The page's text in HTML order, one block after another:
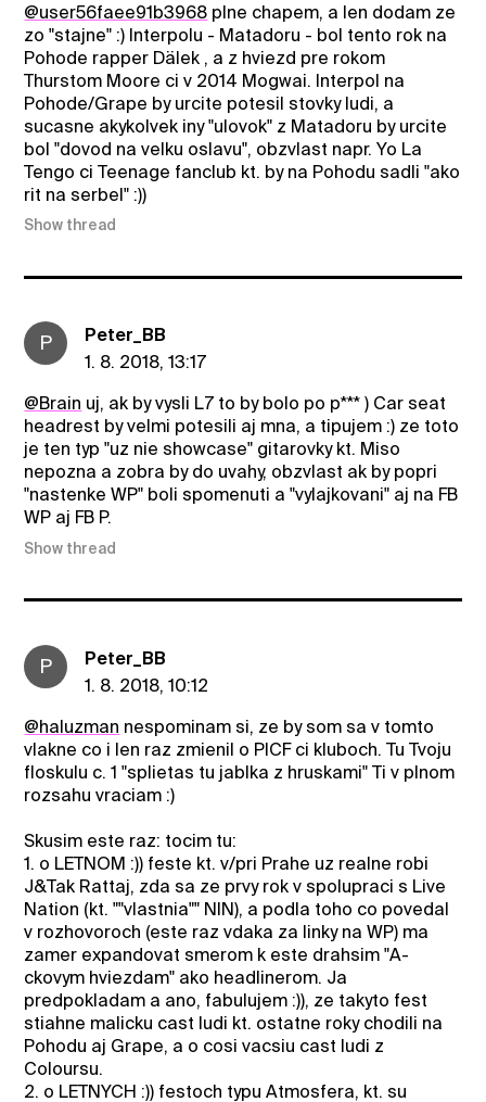
@user56faee91b3968 plne chapem, a len dodam ze
zo "stajne" :) Interpolu - Matadoru - bol tento rok na
Pohode rapper Dälek , a z hviezd pre rokom
Thurstom Moore ci v 2014 Mogwai. Interpol na
Pohode/Grape by urcite potesil stovky ludi, a
sucasne akykolvek iny "ulovok" z Matadoru by urcite
bol "dovod na velku oslavu", obzvlast napr. Yo La
Tengo ci Teenage fanclub kt. by na Pohodu sadli "ako
rit na serbel" :))
Show thread
P
Peter_BB
1. 8. 2018, 13:17
@Brain uj, ak by vysli L7 to by bolo po p*** ) Car seat
headrest by velmi potesili aj mna, a tipujem :) ze toto
je ten typ "uz nie showcase" gitarovky kt. Miso
nepozna a zobra by do uvahy, obzvlast ak by popri
"nastenke WP" boli spomenuti a "vylajkovani" aj na FB
WP aj FB P.
Show thread
P
Peter_BB
1. 8. 2018, 10:12
@haluzman nespominam si, ze by som sa v tomto
vlakne co i len raz zmienil o PICF ci kluboch. Tu Tvoju
floskulu c. 1 "splietas tu jablka z hruskami" Ti v plnom
rozsahu vraciam :)
Skusim este raz: tocim tu:
1. o LETNOM :)) feste kt. v/pri Prahe uz realne robi
J&Tak Rattaj, zda sa ze prvy rok v spolupraci s Live
Nation (kt. ""vlastnia"" NIN), a podla toho co povedal
v rozhovoroch (este raz vdaka za linky na WP) ma
zamer expandovat smerom k este drahsim "A-
ckovym hviezdam" ako headlinerom. Ja
predpokladam a ano, fabulujem :)), ze takyto fest
stiahne malicku cast ludi kt. ostatne roky chodili na
Pohodu aj Grape, a o cosi vacsiu cast ludi z
Coloursu.
2. o LETNYCH :)) festoch typu Atmosfera, kt. su